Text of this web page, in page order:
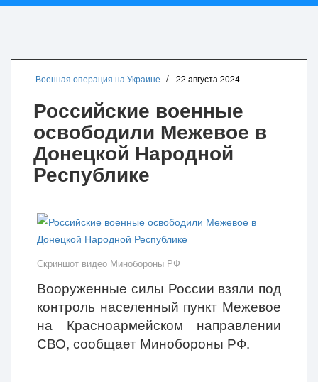
Военная операция на Украине 22 августа 2024
Российские военные
освободили Межевое в
Донецкой Народной
Республике
Скриншот видео Минобороны РФ
Вооруженные силы России взяли под
контроль населенный пункт Межевое
на Красноармейском направлении
СВО, сообщает Минобороны РФ.